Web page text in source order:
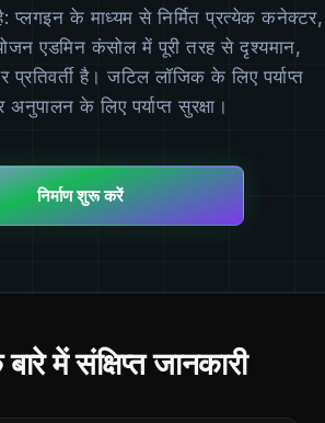
प्लगइन के माध्यम से निर्मित प्रत्येक कनेक्टर,
एडमिन कंसोल में पूरी तरह से दृश्यमान,
है। जटिल लॉजिक के लिए पर्याप्त
अनुपालन के लिए पर्याप्त सुरक्षा।
निर्माण शुरू करें
में संक्षिप्त जानकारी